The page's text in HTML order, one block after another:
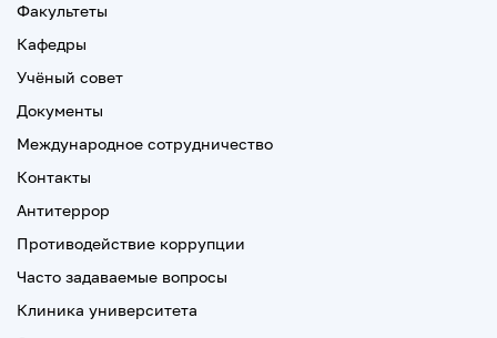
Факультеты
Кафедры
Учёный совет
Документы
Международное сотрудничество
Контакты
Антитеррор
Противодействие коррупции
Часто задаваемые вопросы
Клиника университета